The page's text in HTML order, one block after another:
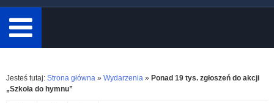
minimum
3
znaki.
Rozwiń
Jesteś tutaj: Strona główna » Wydarzenia » Ponad 19 tys. zgłoszeń do akcji
„Szkoła do hymnu”